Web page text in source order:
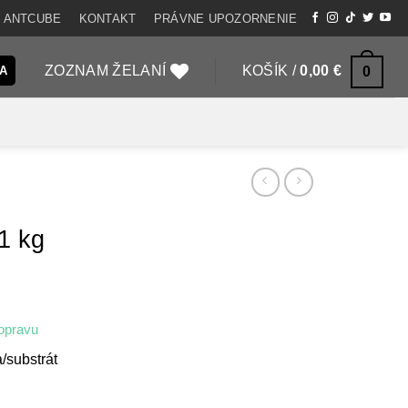
ANTCUBE KONTAKT PRÁVNE UPOZORNENIE
ZOZNAM ŽELANÍ KOŠÍK /0,00€ 0
kg
substrát